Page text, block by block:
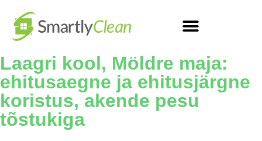
Laagri kool, Möldre maja:
ehitusaegne ja ehitusjärgne
koristus, akende pesu
tõstukiga